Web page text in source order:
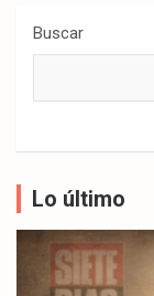
Buscar
Lo último